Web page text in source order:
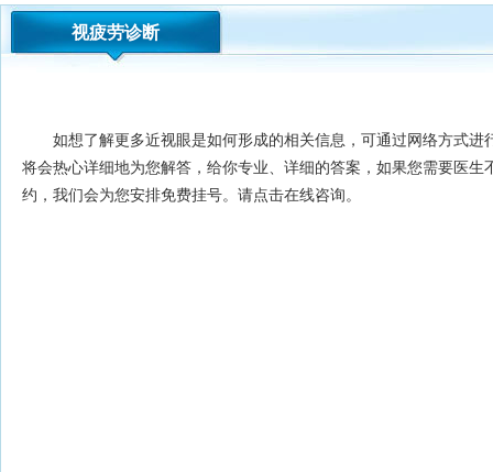
视疲劳诊断
如想了解更多近视眼是如何形成的相关信息，可通过网络方式进
将会热心详细地为您解答，给你专业、详细的答案，如果您需要医生
约，我们会为您安排免费挂号。请点击在线咨询。